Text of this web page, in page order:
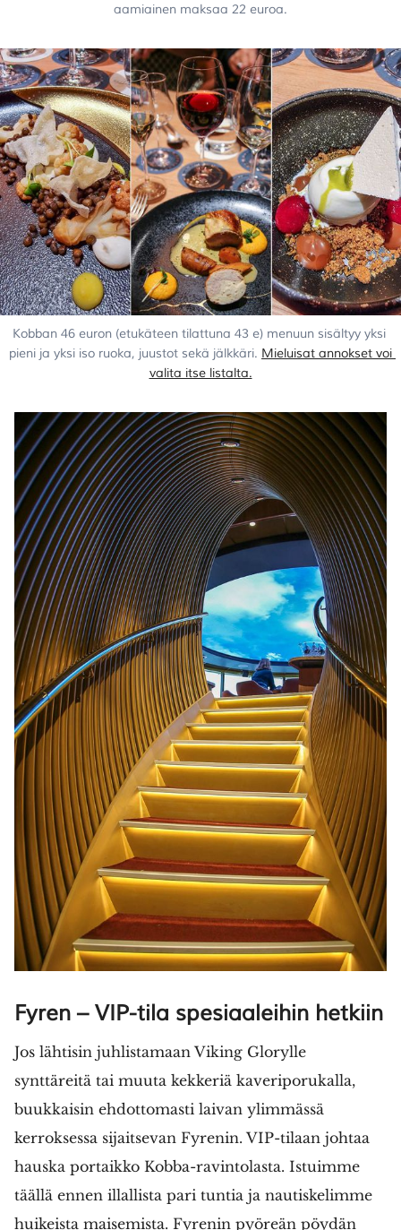
aamiainen maksaa 22 euroa.
Kobban 46 euron (etukäteen tilattuna 43 e) menuun sisältyy yksi
pieni ja yksi iso ruoka, juustot sekä jälkkäri. Mieluisat annokset voi
valita itse listalta.
Fyren – VIP-tila spesiaaleihin hetkiin
Jos lähtisin juhlistamaan Viking Glorylle
synttäreitä tai muuta kekkeriä kaveriporukalla,
buukkaisin ehdottomasti laivan ylimmässä
kerroksessa sijaitsevan Fyrenin. VIP-tilaan johtaa
hauska portaikko Kobba-ravintolasta. Istuimme
täällä ennen illallista pari tuntia ja nautiskelimme
huikeista maisemista. Fyrenin pyöreän pöydän